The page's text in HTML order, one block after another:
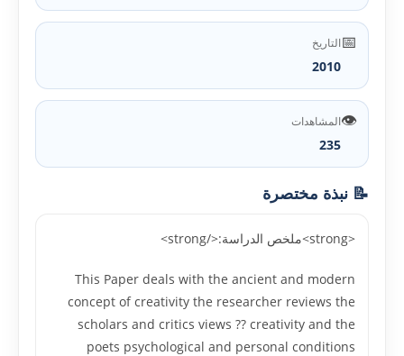
📅التاريخ
2010
👁️المشاهدات
235
📝 نبذة مختصرة
<strong>ملخص الدراسة:</strong>
This Paper deals with the ancient and modern
concept of creativity the researcher reviews the
scholars and critics views ?? creativity and the
poets psychological and personal conditions